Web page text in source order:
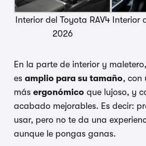
Interior del Toyota RAV4
2026
Interior
En la parte de interior y
es amplio para su tamaño, con
más ergonómico que lujoso, y
acabado mejorables. Es decir:
usar, pero no te da una
aunque le pongas ganas.